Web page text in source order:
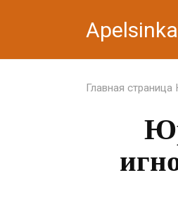
Apelsinka
Главная страница